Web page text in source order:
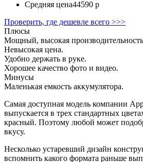
Средняя цена44590 р
Проверить, где дешевле всего >>>
Плюсы
Мощный, высокая
Невысокая цена.
Удобно держать в руке.
Хорошее качество фото и видео.
Минусы
Маленькая емкость аккумулятора.
Самая доступная модель компании
выпускается в трех стандартных
красный. Поэтому любой может
вкусу.
Несколько устаревший дизайн
вспомнить какого формата раньше